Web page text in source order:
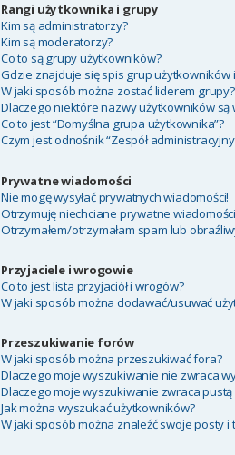
Rangi użytkownika i grupy
Kim są administratorzy?
Kim są moderatorzy?
Co to są grupy użytkowników?
Gdzie znajduje się spis grup użytkowników
W jaki sposób można zostać liderem grupy?
Dlaczego niektóre nazwy użytkowników są
Co to jest “Domyślna grupa użytkownika”?
Czym jest odnośnik “Zespół
Prywatne wiadomości
Nie mogę wysyłać prywatnych wiadomości!
Otrzymuję niechciane prywatne
Otrzymałem/otrzymałam spam lub
Przyjaciele i wrogowie
Co to jest lista przyjaciół i wrogów?
W jaki sposób można dodawać/usuwać
Przeszukiwanie forów
W jaki sposób można przeszukiwać fora?
Dlaczego moje wyszukiwanie nie zwraca
Dlaczego moje wyszukiwanie zwraca pustą
Jak można wyszukać użytkowników?
W jaki sposób można znaleźć swoje posty i